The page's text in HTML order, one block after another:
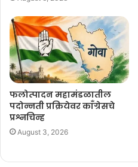
फलोत्पादन महामंडळातील
पदोन्नती प्रक्रियेवर काँग्रेसचे
प्रश्नचिन्ह
August 3, 2026